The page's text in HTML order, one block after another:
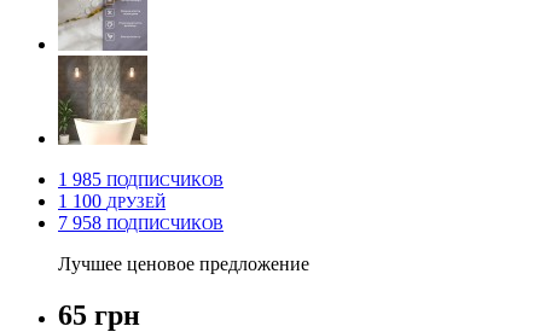
1 985 ПОДПИСЧИКОВ
1 100 ДРУЗЕЙ
7 958 ПОДПИСЧИКОВ
Лучшее ценовое предложение
65 грн